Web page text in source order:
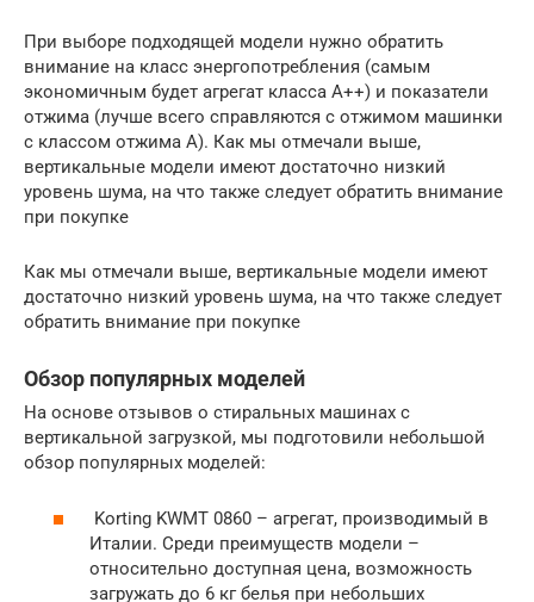
При выборе подходящей модели нужно обратить
внимание на класс энергопотребления (самым
экономичным будет агрегат класса А++) и показатели
отжима (лучше всего справляются с отжимом машинки
с классом отжима А). Как мы отмечали выше,
вертикальные модели имеют достаточно низкий
уровень шума, на что также следует обратить внимание
при покупке
Как мы отмечали выше, вертикальные модели имеют
достаточно низкий уровень шума, на что также следует
обратить внимание при покупке
Обзор популярных моделей
На основе отзывов о стиральных машинах с
вертикальной загрузкой, мы подготовили небольшой
обзор популярных моделей:
Korting KWMT 0860 – агрегат, производимый в
Италии. Среди преимуществ модели –
относительно доступная цена, возможность
загружать до 6 кг белья при небольших